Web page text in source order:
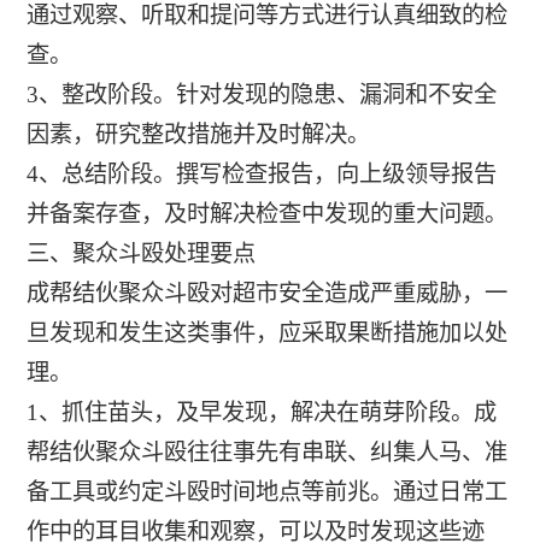
通过观察、听取和提问等方式进行认真细致的检
查。
3、整改阶段。针对发现的隐患、漏洞和不安全
因素，研究整改措施并及时解决。
4、总结阶段。撰写检查报告，向上级领导报告
并备案存查，及时解决检查中发现的重大问题。
三、聚众斗殴处理要点
成帮结伙聚众斗殴对超市安全造成严重威胁，一
旦发现和发生这类事件，应采取果断措施加以处
理。
1、抓住苗头，及早发现，解决在萌芽阶段。成
帮结伙聚众斗殴往往事先有串联、纠集人马、准
备工具或约定斗殴时间地点等前兆。通过日常工
作中的耳目收集和观察，可以及时发现这些迹